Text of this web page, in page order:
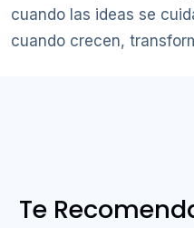
cuando las ideas se
cuando crecen,
Te